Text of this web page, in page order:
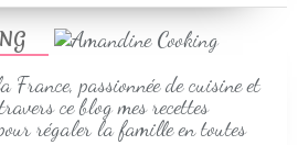
passionnée de cuisine et
ce blog mes recettes
régaler la famille en toutes